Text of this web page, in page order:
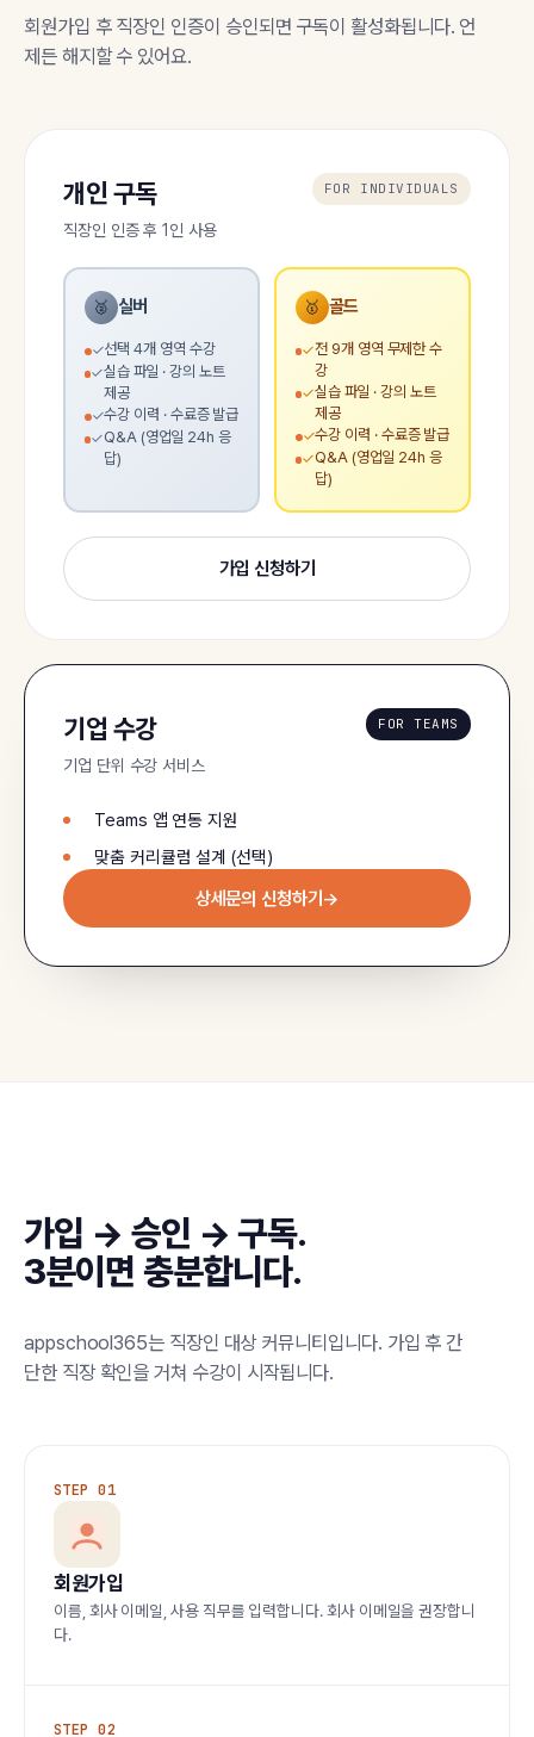
회원가입 후 직장인 인증이 승인되면 구독이 활성화됩니다. 언
제든 해지할 수 있어요.
개인 구독
직장인 인증 후 1인 사용
FOR INDIVIDUALS
🥈 실버
✓선택 4개 영역 수강
✓실습 파일 · 강의 노트
제공
✓수강 이력 · 수료증 발급
✓Q&A (영업일 24h 응
답)
🥇 골드
✓전 9개 영역 무제한 수
강
✓실습 파일 · 강의 노트
제공
✓수강 이력 · 수료증 발급
✓Q&A (영업일 24h 응
답)
가입 신청하기
기업 수강
기업 단위 수강 서비스
FOR TEAMS
Teams 앱 연동 지원
맞춤 커리큘럼 설계 (선택)
상세문의 신청하기 →
가입 → 승인 → 구독.
3분이면 충분합니다.
appschool365는 직장인 대상 커뮤니티입니다. 가입 후 간
단한 직장 확인을 거쳐 수강이 시작됩니다.
STEP 01
회원가입
이름, 회사 이메일, 사용 직무를 입력합니다. 회사 이메일을 권장합니
다.
STEP 02